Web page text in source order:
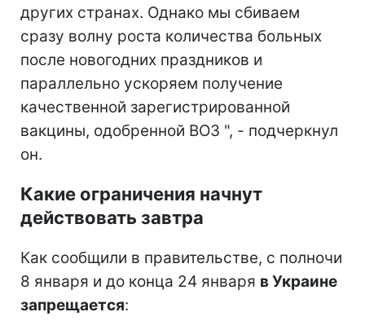
других странах. Однако мы сбиваем
сразу волну роста количества больных
после новогодних праздников и
параллельно ускоряем получение
качественной зарегистрированной
вакцины, одобренной ВОЗ ", - подчеркнул
он.
Какие ограничения начнут
действовать завтра
Как сообщили в правительстве, с полночи
8 января и до конца 24 января в Украине
запрещается: